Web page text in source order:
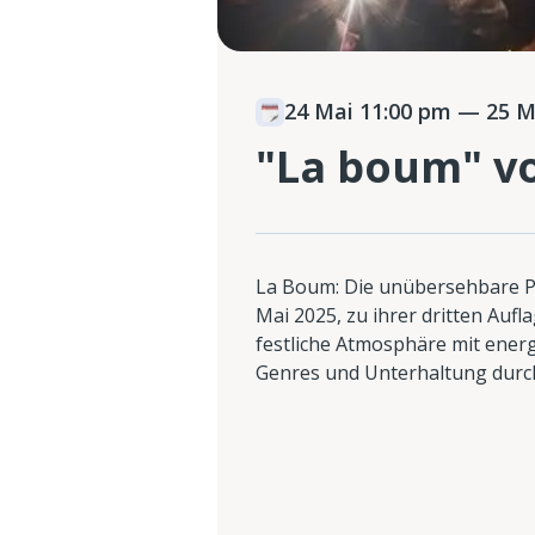
24 Mai 11:00 pm — 25
"La boum"
La Boum: Die unübersehbare
Mai 2025, zu ihrer dritten
festliche Atmosphäre mit
Genres und Unterhaltung